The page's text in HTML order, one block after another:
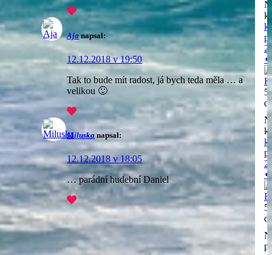
Aja napsal:
12.12.2018 v 19:50
Tak to bude mít radost, já bych teda měla … a
velikou 🙂
Miluska napsal:
12.12.2018 v 18:05
… parádní hudební Daniel
5
5